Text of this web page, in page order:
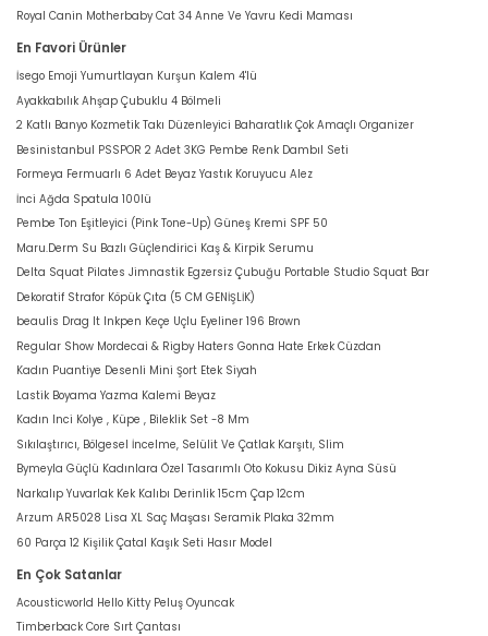
Royal Canin Motherbaby Cat 34 Anne Ve Yavru Kedi Maması
En Favori Ürünler
İsego Emoji Yumurtlayan Kurşun Kalem 4'lü
Ayakkabılık Ahşap Çubuklu 4 Bölmeli
2 Katlı Banyo Kozmetik Takı Düzenleyici Baharatlık Çok Amaçlı Organizer
Besinistanbul PSSPOR 2 Adet 3KG Pembe Renk Dambıl Seti
Formeya Fermuarlı 6 Adet Beyaz Yastık Koruyucu Alez
İnci Ağda Spatula 100lü
Pembe Ton Eşitleyici (Pink Tone-Up) Güneş Kremi SPF 50
Maru.Derm Su Bazlı Güçlendirici Kaş & Kirpik Serumu
Delta Squat Pilates Jimnastik Egzersiz Çubuğu Portable Studio Squat Bar
Dekoratif Strafor Köpük Çıta (5 CM GENİŞLİK)
beaulis Drag It Inkpen Keçe Uçlu Eyeliner 196 Brown
Regular Show Mordecai & Rigby Haters Gonna Hate Erkek Cüzdan
Kadın Puantiye Desenli Mini Şort Etek Siyah
Lastik Boyama Yazma Kalemi Beyaz
Kadın Inci Kolye , Küpe , Bileklik Set -8 Mm
Sıkılaştırıcı, Bölgesel İncelme, Selülit Ve Çatlak Karşıtı, Slim
Bymeyla Güçlü Kadınlara Özel Tasarımlı Oto Kokusu Dikiz Ayna Süsü
Narkalıp Yuvarlak Kek Kalıbı Derinlik 15cm Çap 12cm
Arzum AR5028 Lisa XL Saç Maşası Seramik Plaka 32mm
60 Parça 12 Kişilik Çatal Kaşık Seti Hasır Model
En Çok Satanlar
Acousticworld Hello Kitty Peluş Oyuncak
Timberback Core Sırt Çantası